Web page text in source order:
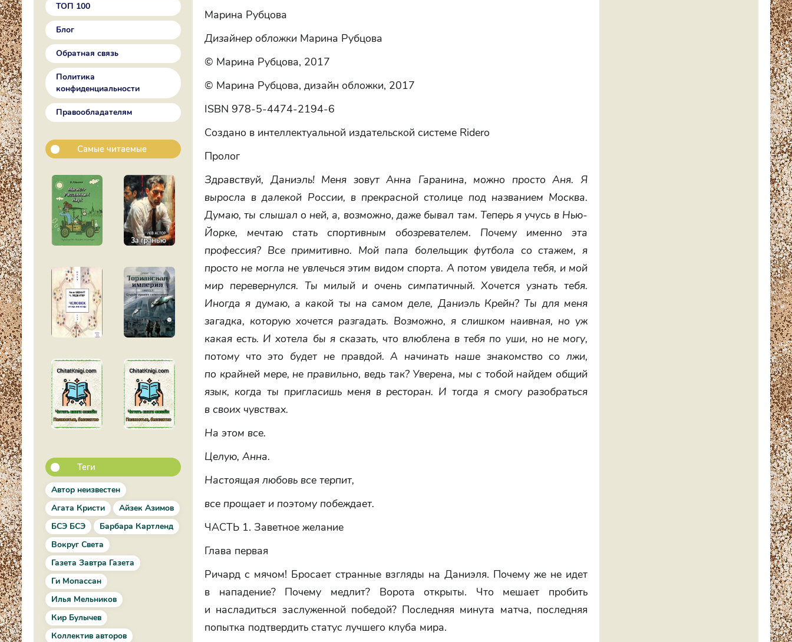
ТОП 100
Блог
Обратная связь
Политика
конфиденциальности
Правообладателям
Самые читаемые
Теги
Автор неизвестен
Агата Кристи
Айзек Азимов
БСЭ БСЭ
Барбара Картленд
Вокруг Света
Газета Завтра Газета
Ги Мопассан
Илья Мельников
Кир Булычев
Коллектив авторов
Марина Рубцова
Дизайнер обложки Марина Рубцова
© Марина Рубцова, 2017
© Марина Рубцова, дизайн обложки, 2017
ISBN 978-5-4474-2194-6
Создано в интеллектуальной издательской системе Ridero
Пролог
Здравствуй, Даниэль! Меня зовут Анна Гаранина, можно просто Аня. Я
выросла в далекой России, в прекрасной столице под названием Москва.
Думаю, ты слышал о ней, а, возможно, даже бывал там. Теперь я учусь в Нью-
Йорке, мечтаю стать спортивным обозревателем. Почему именно эта
профессия? Все примитивно. Мой папа болельщик футбола со стажем, я
просто не могла не увлечься этим видом спорта. А потом увидела тебя, и мой
мир перевернулся. Ты милый и очень симпатичный. Хочется узнать тебя.
Иногда я думаю, а какой ты на самом деле, Даниэль Крейн? Ты для меня
загадка, которую хочется разгадать. Возможно, я слишком наивная, но уж
какая есть. И хотела бы я сказать, что влюблена в тебя по уши, но не могу,
потому что это будет не правдой. А начинать наше знакомство со лжи,
по крайней мере, не правильно, ведь так? Уверена, мы с тобой найдем общий
язык, когда ты пригласишь меня в ресторан. И тогда я смогу разобраться
в своих чувствах.
На этом все.
Целую, Анна.
Настоящая любовь все терпит,
все прощает и поэтому побеждает.
ЧАСТЬ 1. Заветное желание
Глава первая
Ричард с мячом! Бросает странные взгляды на Даниэля. Почему же не идет
в нападение? Почему медлит? Ворота открыты. Что мешает пробить
и насладиться заслуженной победой? Последняя минута матча, последняя
попытка подтвердить статус лучшего клуба мира.